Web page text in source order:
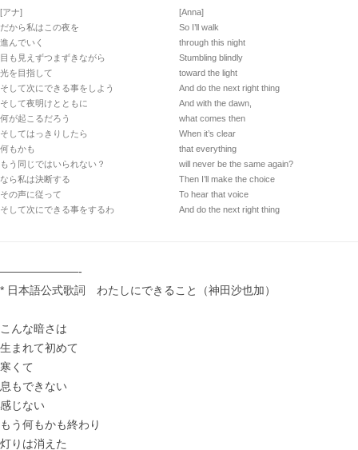
[アナ]
だから私はこの夜を
進んでいく
目も見えずつまずきながら
光を目指して
そして次にできる事をしよう
そして夜明けとともに
何が起こるだろう
そしてはっきりしたら
何もかも
もう同じではいられない？
なら私は決断する
その声に従って
そして次にできる事をするわ
[Anna]
So I’ll walk
through this night
Stumbling blindly
toward the light
And do the next right thing
And with the dawn,
what comes then
When it’s clear
that everything
will never be the same again?
Then I’ll make the choice
To hear that voice
And do the next right thing
———————-
* 日本語公式歌詞 わたしにできること（神田沙也加）
こんな暗さは
生まれて初めて
寒くて
息もできない
感じない
もう何もかも終わり
灯りは消えた